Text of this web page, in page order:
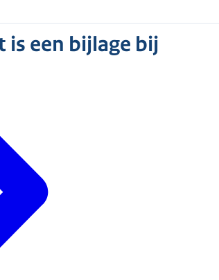
is een bijlage bij